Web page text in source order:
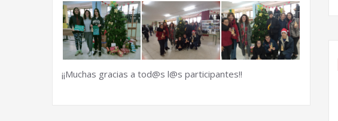
¡¡Muchas gracias a tod@s l@s participantes!!